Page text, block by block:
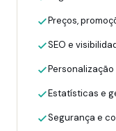
Preços,
SEO e
Estatísticas e
Segurança e